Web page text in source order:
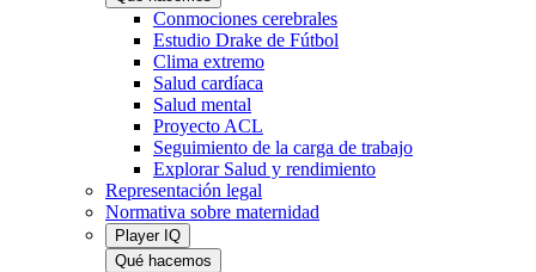
Conmociones cerebrales
Estudio Drake de Fútbol
Clima extremo
Salud cardíaca
Salud mental
Proyecto ACL
Seguimiento de la carga de trabajo
Explorar Salud y rendimiento
Representación legal
Normativa sobre maternidad
Player IQ
Qué hacemos